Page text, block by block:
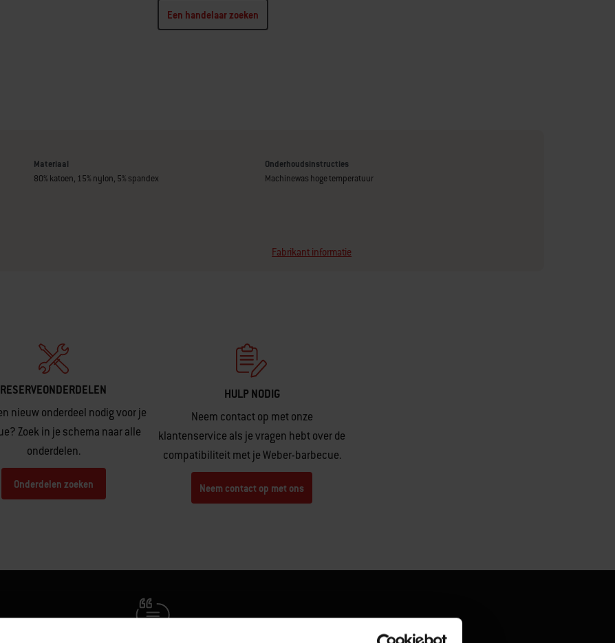
Een handelaar zoeken
Materiaal
80% katoen, 15% nylon, 5% spandex
Onderhoudsinstructies
Machinewas hoge temperatuur
Fabrikant informatie
RESERVEONDERDELEN
nieuw onderdeel nodig voor je
Zoek in je schema naar alle
onderdelen.
Onderdelen zoeken
HULP NODIG
Neem contact op met onze
klantenservice als je vragen hebt over de
compatibiliteit met je Weber-barbecue.
Neem contact op met ons